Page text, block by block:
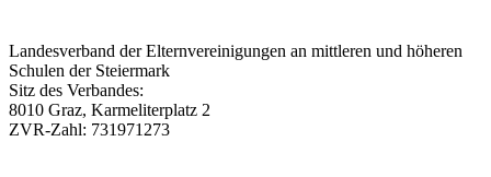
Landesverband der Elternvereinigungen an mittleren und höheren
Schulen der Steiermark
Sitz des Verbandes:
8010 Graz, Karmeliterplatz 2
ZVR-Zahl: 731971273